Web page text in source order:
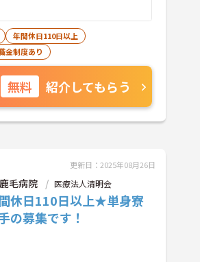
年間休日110日以上
金制度あり
無料 紹介してもらう
更新日：2025年08月26日
毛病院 医療法人清明会
休日110日以上★単身寮
の募集です！